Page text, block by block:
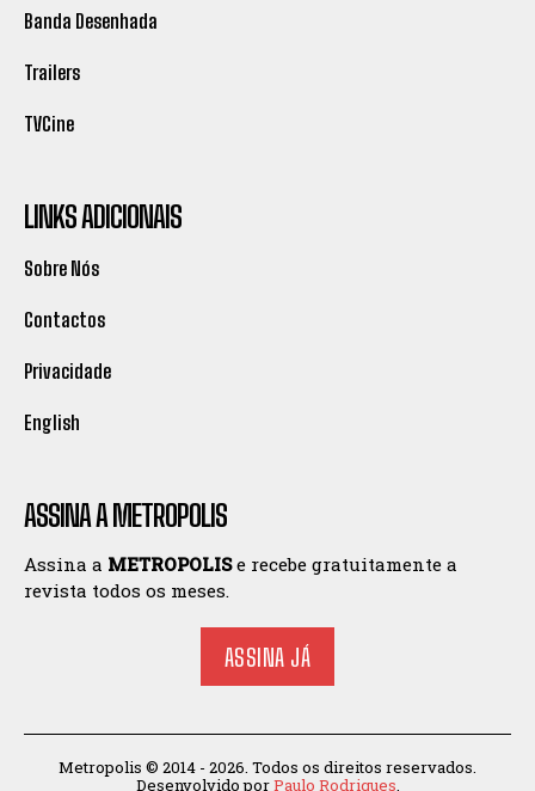
Banda Desenhada
Trailers
TVCine
LINKS ADICIONAIS
Sobre Nós
Contactos
Privacidade
English
ASSINA A METROPOLIS
Assina a METROPOLISe recebe gratuitamente a
revista todos os meses.
ASSINA JÁ
Metropolis © 2014 - 2026. Todos os direitos reservados.
Desenvolvido porPaulo Rodrigues.